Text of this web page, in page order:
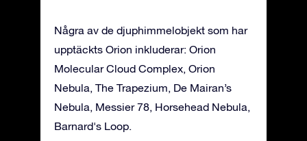
Några av de djuphimmelobjekt som har
upptäckts Orion inkluderar: Orion
Molecular Cloud Complex, Orion
Nebula, The Trapezium, De Mairan’s
Nebula, Messier 78, Horsehead Nebula,
Barnard's Loop.